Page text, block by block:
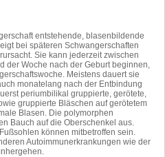
entstehende, blasenbildende
bei späteren Schwangerschaften
Sie kann jederzeit zwischen
der Woche nach der Geburt beginnen,
Meistens dauert sie
monatelang nach der Entbindung
periumbilikal gruppierte, gerötete,
gruppierte Bläschen auf gerötetem
Blasen. Die polymorphen
Bauch auf die Oberschenkel aus.
können mitbetroffen sein.
Autoimmunerkrankungen wie der